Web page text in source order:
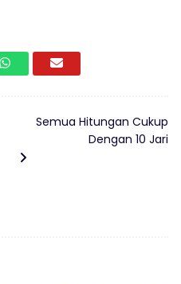
Semua Hitungan Cukup
Dengan 10 Jari